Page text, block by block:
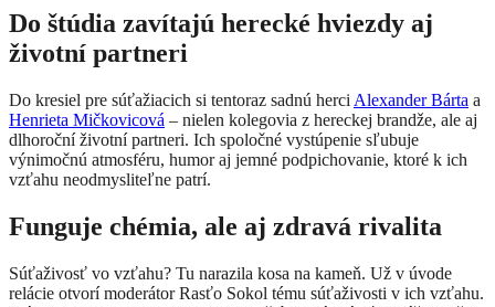
Do štúdia zavítajú herecké hviezdy aj
životní partneri
Do kresiel pre súťažiacich si tentoraz sadnú herci Alexander Bárta a
Henrieta Mičkovicová – nielen kolegovia z hereckej brandže, ale aj
dlhoroční životní partneri. Ich spoločné vystúpenie sľubuje
výnimočnú atmosféru, humor aj jemné podpichovanie, ktoré k ich
vzťahu neodmysliteľne patrí.
Funguje chémia, ale aj zdravá rivalita
Súťaživosť vo vzťahu? Tu narazila kosa na kameň. Už v úvode
relácie otvorí moderátor Rasťo Sokol tému súťaživosti v ich vzťahu.